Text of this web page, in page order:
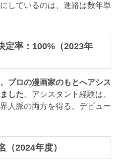
しているのは、進路は数年単
率：100%（2023年
プロの漫画家のもとへアシス
した。アシスタント経験は、
人脈の両方を得る、デビュー
2024年度）